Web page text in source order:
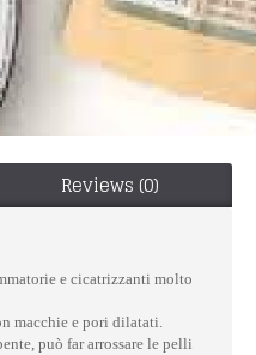
Reviews (0)
e cicatrizzanti molto
macchie e pori dilatati.
può far arrossare le pelli